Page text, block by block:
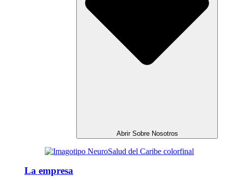
Abrir Sobre Nosotros
La empresa